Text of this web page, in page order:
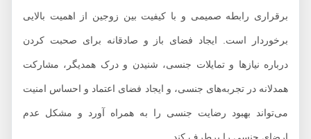
برقراری رابطه صمیمی و با کیفیت بین زوجین از اهمیت بالایی
برخوردار است. ایجاد فضای باز و صادقانه برای صحبت کردن
درباره نیازها و تمایلات جنسی، شنیدن و درک همدیگر، مشارکت
همدلانه در تجربه‌های جنسی، و ایجاد فضای اعتماد و احساس امنیت
می‌تواند بهبود رضایت جنسی را به همراه آورد و مشکل عدم